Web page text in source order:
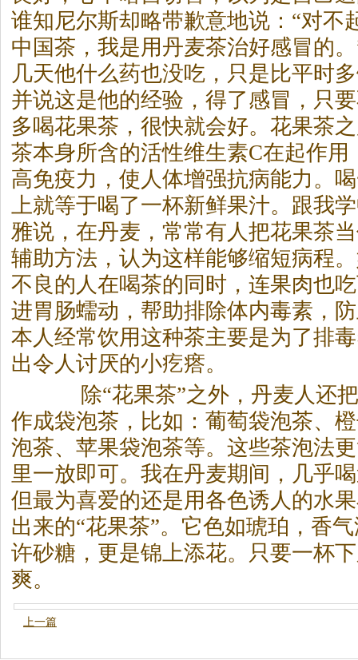
谁知尼尔斯却略带歉意地说：“对不
中国茶 ，我是用丹麦茶治好感冒的
几天他什么药也没吃，只是比平时
并说这是他的经验，得了感冒，只
多喝花果茶 ，很快就会好。花果茶
茶本身所含的活性维生素C在起作用
高免疫力，使人体增强抗病能力。
上就等于喝了一杯新鲜果汁。跟我
雅说，在丹麦，常常有人把花果茶
辅助方法，认为这样能够缩短病程
不良的人在喝茶的同时，连果肉也
进胃肠蠕动，帮助排除体内毒素，
本人经常饮用这种茶主要是为了排
出令人讨厌的小疙瘩。
除“花果茶”之外，丹麦人还
作成袋泡茶 ，比如：葡萄袋泡茶、
泡茶、苹果袋泡茶等。这些茶泡法
里一放即可。我在丹麦期间，几乎
但最为喜爱的还是用各色诱人的水
出来的“花果茶”。它色如琥珀，香
许砂糖，更是锦上添花。只要一杯
爽。
上一篇